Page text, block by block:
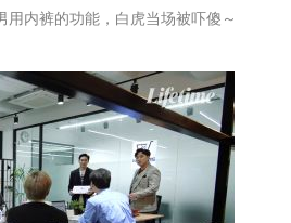
用内裤的功能，白虎当场被吓傻～